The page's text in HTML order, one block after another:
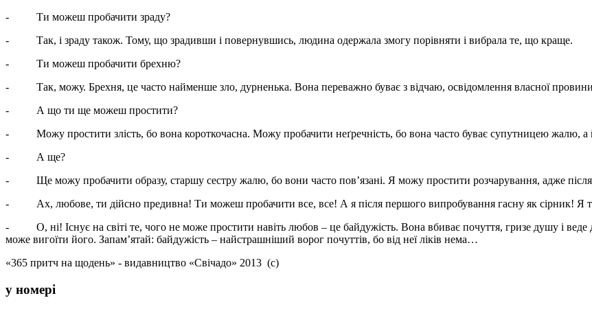
- Ти можеш пробачити зраду?
- Так, і зраду також. Тому, що зрадивши і повернувшись, людина одержала змогу порівняти і вибрала те, що краще.
- Ти можеш пробачити брехню?
- Так, можу. Брехня, це часто найменше зло, дурненька. Вона переважно буває з відчаю, освідомлення власної
- А що ти ще можеш простити?
- Можу простити злість, бо вона короткочасна. Можу пробачити неґречність, бо вона часто буває супутницею жалю, а
- А ще?
- Ще можу пробачити образу, старшу сестру жалю, бо вони часто пов’язані. Я можу простити розчарування, адже після
- Ах, любове, ти дійсно предивна! Ти можеш пробачити все, все! А я після першого випробування гасну як сірник! Я
- О, ні! Існує на світі те, чого не може простити навіть любов – це байдужість. Вона вбиває почуття, гризе душу і
може вигоїти його. Запам’ятай: байдужість – найстрашніший ворог почуттів, бо від неї ліків нема…
«365 притч на щодень» - видавництво «Свічадо» 2013 (с)
у номері